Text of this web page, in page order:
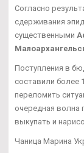
Согласно
сдерживания
существенными
Поступления в
составили более
переломить
очередная волна
выкупать и
Чаница Марина